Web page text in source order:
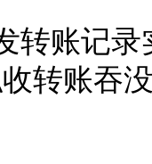
转账记
转账吞